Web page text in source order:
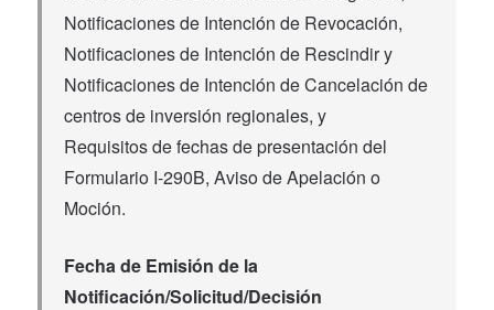
Notificaciones de Intención de Revocación,
Notificaciones de Intención de Rescindir y
Notificaciones de Intención de Cancelación de
centros de inversión regionales, y
Requisitos de fechas de presentación del
Formulario I-290B, Aviso de Apelación o
Moción.
Fecha de Emisión de la
Notificación/Solicitud/Decisión